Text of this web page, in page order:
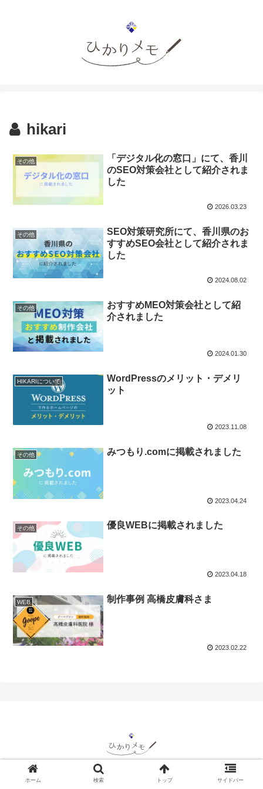
hikari
その他
「デジタル化の窓口」にて、香川
のSEO対策会社として紹介されま
した
2026.03.23
その他
SEO対策研究所にて、香川県のお
すすめSEO会社として紹介されま
した
2024.08.02
その他
おすすめMEO対策会社として紹
介されました
2024.01.30
HIKARIについて
WordPressのメリット・デメリ
ット
2023.11.08
その他 みつもり.comに掲載されました
2023.04.24
その他 優良WEBに掲載されました
2023.04.18
WEB 制作事例 高橋皮膚科さま
2023.02.22
© 2023 ひかりメモ.
ホーム 検索 トップ サイドバー